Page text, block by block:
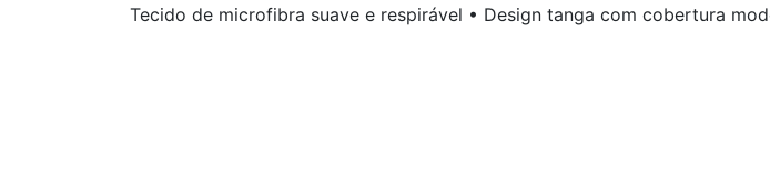
Tecido de microfibra suave e respirável • Design tanga com cobertura